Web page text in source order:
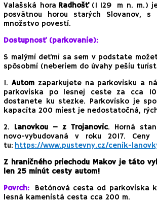
Valašská hora Radhošť(1 129 m n. m.)
posvätnou horou starých Slovanov,
množstvo povestí.
Dostupnosť (parkovanie):
S malými deťmi sa sem v podstate
spôsobmi (neberiem do úvahy pešiu
1. Automzaparkujete na parkovisku a
parkoviska po lesnej ceste za cca
dostanete ku stezke. Parkovisko je
kapacita 200 miest je nedostatočná,
2. Lanovkou – z Trojanovic. Horná
novo-vybudovaná v roku 2017. Ceny
tu: https://www.pustevny.cz/cenik-
Z hraničného priechodu Makov je táto
len 25 minút cesty autom!
Povrch:
Betónová cesta od parkoviska
lesná kamenistá cesta cca 200 m.